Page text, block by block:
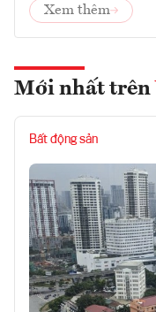
Xem thêm
Mới nhất trên
Bất động sản